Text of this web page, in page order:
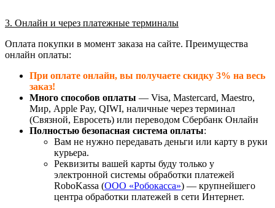
3. Онлайн и через платежные терминалы
Оплата покупки в момент заказа на сайте. Преимущества
онлайн оплаты:
При оплате онлайн, вы получаете скидку 3% на весь
заказ!
Много способов оплаты — Visa, Mastercard, Maestro,
Мир, Apple Pay, QIWI, наличные через терминал
(Связной, Евросеть) или переводом Сбербанк Онлайн
Полностью безопасная система оплаты:
Вам не нужно передавать деньги или карту в руки
курьера.
Реквизиты вашей карты буду только у
электронной системы обработки платежей
RoboKassa (ООО «Робокасса») — крупнейшего
центра обработки платежей в сети Интернет.